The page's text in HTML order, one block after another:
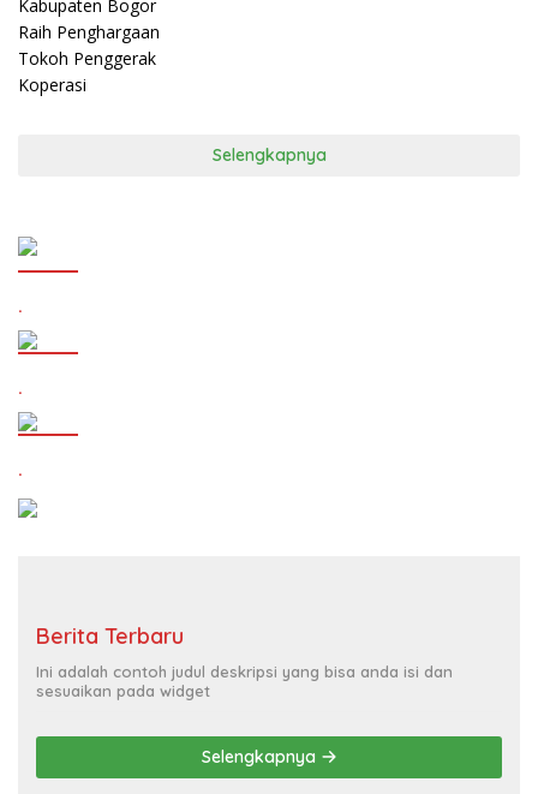
Selengkapnya
.
.
.
Berita Terbaru
Ini adalah contoh judul deskripsi yang bisa anda isi dan
sesuaikan pada widget
Selengkapnya